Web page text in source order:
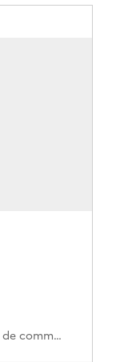
576PO/1/256-348 (Cote de commande)